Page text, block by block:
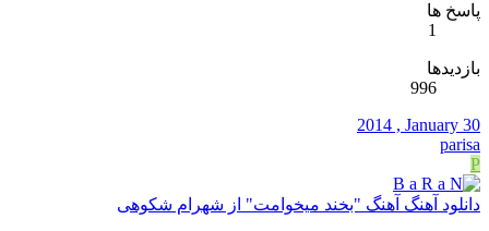
پاسخ ها
1
بازدیدها
996
2014 , January 30
parisa
P
دانلود آهنگ آهنگ "بخند میخوامت" از شهرام شکوهی